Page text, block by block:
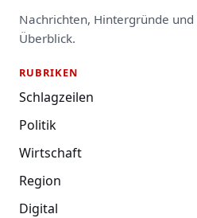
Nachrichten, Hintergründe
Überblick.
RUBRIKEN
Schlagzeilen
Politik
Wirtschaft
Region
Digital